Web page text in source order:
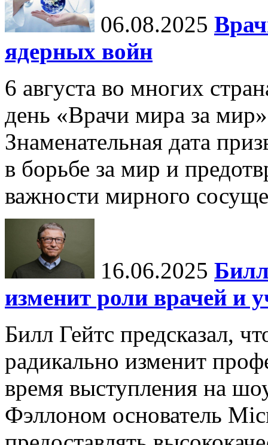
06.08.2025
ядерных войн
6 августа во многих
день «Врачи мира за
Знаменательная дата
в борьбе за мир и
важности мирного
16.06.2025
изменит роли врачей и
Билл Гейтс предсказал,
радикально изменит
время выступления на
Фэллоном основатель